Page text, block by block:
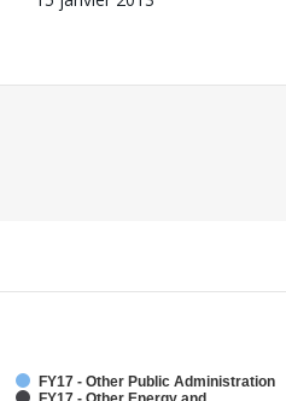
FY17 - Other Public Administration